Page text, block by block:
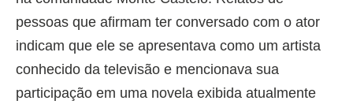
pessoas que afirmam ter conversado com o ator
indicam que ele se apresentava como um artista
conhecido da televisão e mencionava sua
participação em uma novela exibida atualmente